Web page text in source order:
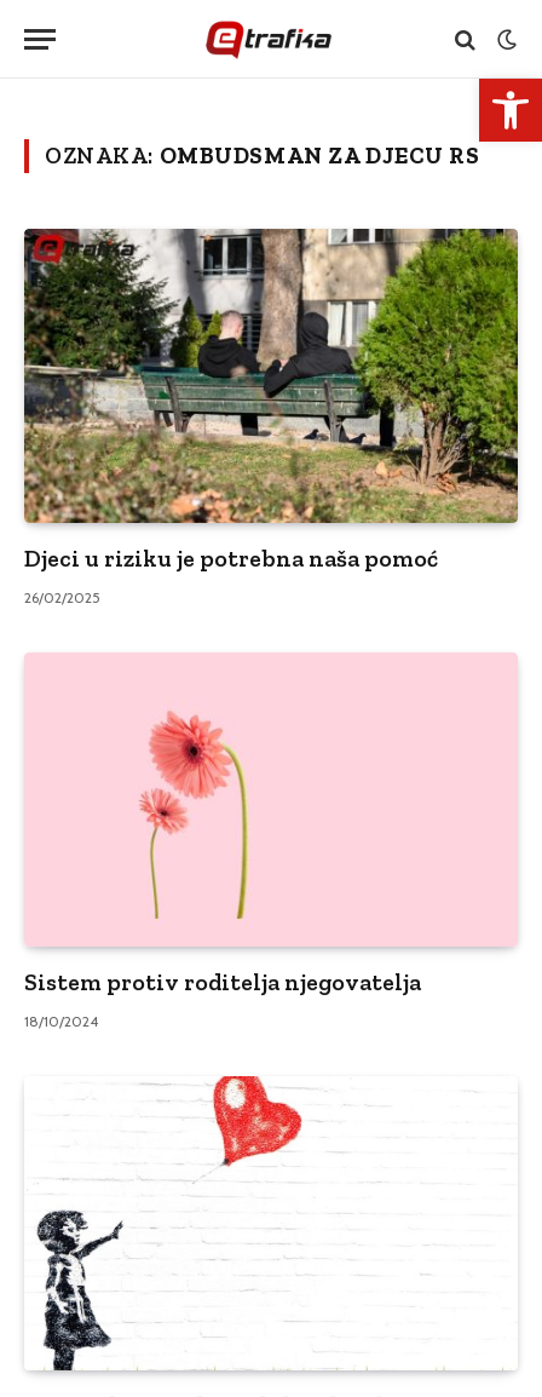
OZNAKA: OMBUDSMAN ZA DJECU RS
Djeci u riziku je potrebna naša pomoć
26/02/2025
Sistem protiv roditelja njegovatelja
18/10/2024